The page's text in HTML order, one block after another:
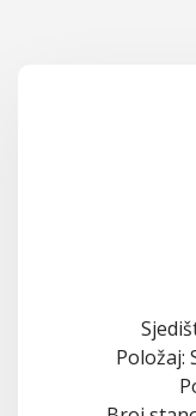
Položaj: